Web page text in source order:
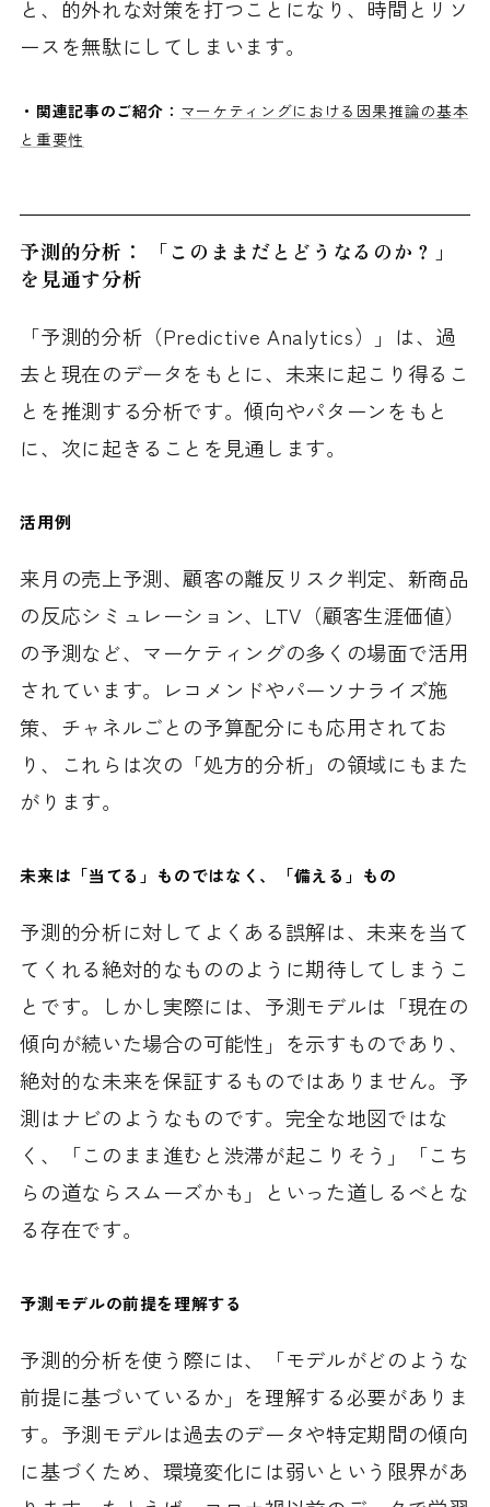
と、的外れな対策を打つことになり、時間とリソ
ースを無駄にしてしまいます。
・関連記事のご紹介： マーケティングにおける因果推論の基本
と重要性
予測的分析： 「このままだとどうなるのか？」
を見通す分析
「予測的分析（Predictive Analytics）」は、過
去と現在のデータをもとに、未来に起こり得るこ
とを推測する分析です。傾向やパターンをもと
に、次に起きることを見通します。
活用例
来月の売上予測、顧客の離反リスク判定、新商品
の反応シミュレーション、LTV（顧客生涯価値）
の予測など、マーケティングの多くの場面で活用
されています。レコメンドやパーソナライズ施
策、チャネルごとの予算配分にも応用されてお
り、これらは次の「処方的分析」の領域にもまた
がります。
未来は「当てる」ものではなく、「備える」もの
予測的分析に対してよくある誤解は、未来を当て
てくれる絶対的なもののように期待してしまうこ
とです。しかし実際には、予測モデルは「現在の
傾向が続いた場合の可能性」を示すものであり、
絶対的な未来を保証するものではありません。予
測はナビのようなものです。完全な地図ではな
く、「このまま進むと渋滞が起こりそう」「こち
らの道ならスムーズかも」といった道しるべとな
る存在です。
予測モデルの前提を理解する
予測的分析を使う際には、「モデルがどのような
前提に基づいているか」を理解する必要がありま
す。予測モデルは過去のデータや特定期間の傾向
に基づくため、環境変化には弱いという限界があ